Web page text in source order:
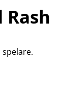
Rash